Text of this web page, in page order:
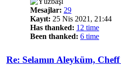
Mesajlar: 29
Kayıt: 25 Nis 2021, 21:44
Has thanked: 12 time
Been thanked: 6 time
Re: Selamın Aleyküm,